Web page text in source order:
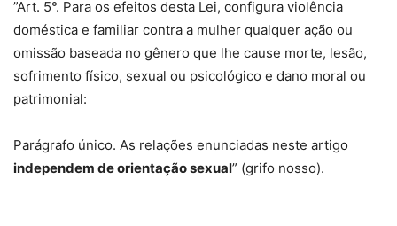
”Art. 5°. Para os efeitos desta Lei, configura violência
doméstica e familiar contra a mulher qualquer ação ou
omissão baseada no gênero que lhe cause morte, lesão,
sofrimento físico, sexual ou psicológico e dano moral ou
patrimonial:
Parágrafo único. As relações enunciadas neste artigo
independem de orientação sexual” (grifo nosso).